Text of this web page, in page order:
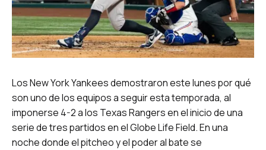
Los New York Yankees demostraron este lunes por qué
son uno de los equipos a seguir esta temporada, al
imponerse 4-2 a los Texas Rangers en el inicio de una
serie de tres partidos en el Globe Life Field. En una
noche donde el pitcheo y el poder al bate se